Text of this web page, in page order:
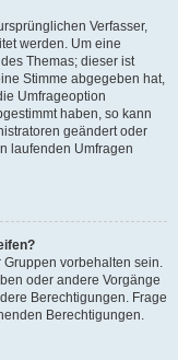
Verfasser,
werden. Um eine
Themas; dieser ist
Stimme abgegeben hat,
Umfrageoption
haben, so kann
geändert oder
laufenden Umfragen
Gruppen vorbehalten sein.
oder andere Vorgänge
Berechtigungen. Frage
Berechtigungen.